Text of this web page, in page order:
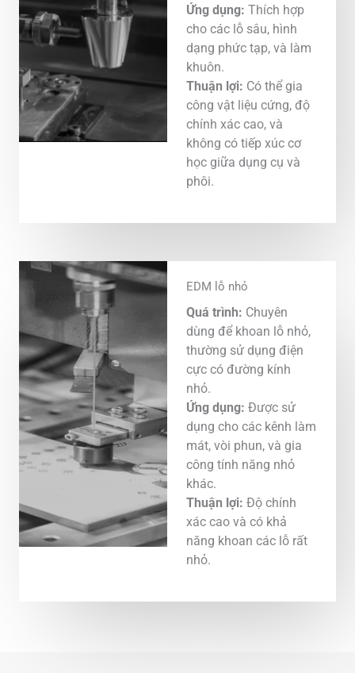
Ứng dụng: Thích hợp
cho các lỗ sâu, hình
dạng phức tạp, và làm
khuôn.
Thuận lợi: Có thể gia
công vật liệu cứng, độ
chính xác cao, và
không có tiếp xúc cơ
học giữa dụng cụ và
phôi.
EDM lỗ nhỏ
Quá trình: Chuyên
dùng để khoan lỗ nhỏ,
thường sử dụng điện
cực có đường kính
nhỏ.
Ứng dụng: Được sử
dụng cho các kênh làm
mát, vòi phun, và gia
công tính năng nhỏ
khác.
Thuận lợi: Độ chính
xác cao và có khả
năng khoan các lỗ rất
nhỏ.